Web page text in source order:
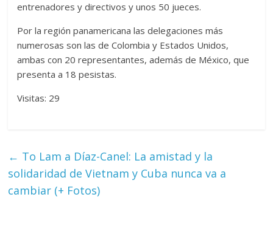
entrenadores y directivos y unos 50 jueces.
Por la región panamericana las delegaciones más
numerosas son las de Colombia y Estados Unidos,
ambas con 20 representantes, además de México, que
presenta a 18 pesistas.
Visitas: 29
← To Lam a Díaz-Canel: La amistad y la
solidaridad de Vietnam y Cuba nunca va a
cambiar (+ Fotos)